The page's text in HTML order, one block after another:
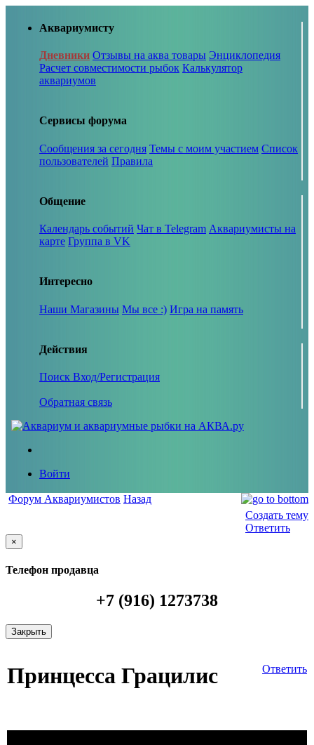
Аквариумисту
Дневники Отзывы на аква товары Энциклопедия
Расчет совместимости рыбок Калькулятор
аквариумов
Сервисы форума
Сообщения за сегодня Темы с моим участием Список
пользователей Правила
Общение
Календарь событий Чат в Telegram Аквариумисты на
карте Группа в VK
Интересно
Наши Магазины Мы все :) Игра на память
Действия
Поиск Вход/Регистрация
Обратная связь
Войти
Форум Аквариумистов Назад
Создать тему
Ответить
×
Телефон продавца
+7 (916) 1273738
Закрыть
Ответить
Принцесса Грацилис